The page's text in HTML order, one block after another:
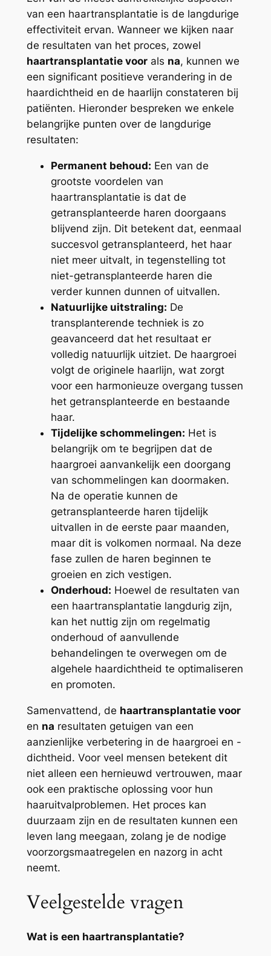
van een haartransplantatie is de langdurige
effectiviteit ervan. Wanneer we kijken naar
de resultaten van het proces, zowel
haartransplantatie voorals na, kunnen we
een significant positieve verandering in de
haardichtheid en de haarlijn constateren bij
patiënten. Hieronder bespreken we enkele
belangrijke punten over de langdurige
resultaten:
Permanent behoud: Een van de
grootste voordelen van
haartransplantatie is dat de
getransplanteerde haren doorgaans
blijvend zijn. Dit betekent dat, eenmaal
succesvol getransplanteerd, het haar
niet meer uitvalt, in tegenstelling tot
niet-getransplanteerde haren die
verder kunnen dunnen of uitvallen.
Natuurlijke uitstraling: De
transplanterende techniek is zo
geavanceerd dat het resultaat er
volledig natuurlijk uitziet. De haargroei
volgt de originele haarlijn, wat zorgt
voor een harmonieuze overgang tussen
het getransplanteerde en bestaande
haar.
Tijdelijke schommelingen: Het is
belangrijk om te begrijpen dat de
haargroei aanvankelijk een doorgang
van schommelingen kan doormaken.
Na de operatie kunnen de
getransplanteerde haren tijdelijk
uitvallen in de eerste paar maanden,
maar dit is volkomen normaal. Na deze
fase zullen de haren beginnen te
groeien en zich vestigen.
Onderhoud: Hoewel de resultaten van
een haartransplantatie langdurig zijn,
kan het nuttig zijn om regelmatig
onderhoud of aanvullende
behandelingen te overwegen om de
algehele haardichtheid te optimaliseren
en promoten.
Samenvattend, de haartransplantatie voor
en na resultaten getuigen van een
aanzienlijke verbetering in de haargroei en -
dichtheid. Voor veel mensen betekent dit
niet alleen een hernieuwd vertrouwen, maar
ook een praktische oplossing voor hun
haaruitvalproblemen. Het proces kan
duurzaam zijn en de resultaten kunnen een
leven lang meegaan, zolang je de nodige
voorzorgsmaatregelen en nazorg in acht
neemt.
Veelgestelde vragen
Wat is een haartransplantatie?